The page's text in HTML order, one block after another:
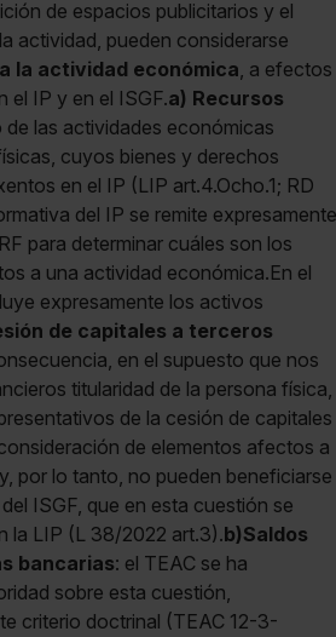
de espacios publicitarios y el
actividad, pueden considerarse
la actividad económica, a efectos
el IP y en el ISGF.a) Recursos
de las actividades económicas
cuyos bienes y derechos
en el IP (LIP art.4.Ocho.1; RD
del IP se remite expresamente
para determinar cuáles son los
a una actividad económica.En el
expresamente los activos
de capitales a terceros
en el supuesto que nos
titularidad de la persona física,
de la cesión de capitales
de elementos afectos a
por lo tanto, no pueden beneficiarse
ISGF, que en esta cuestión se
la LIP (L 38/2022 art.3).b)Saldos
bancarias: el TEAC se ha
sobre esta cuestión,
criterio doctrinal (TEAC 12-3-